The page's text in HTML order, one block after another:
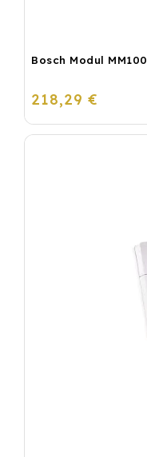
Bosch Modul MM100
218,29 €